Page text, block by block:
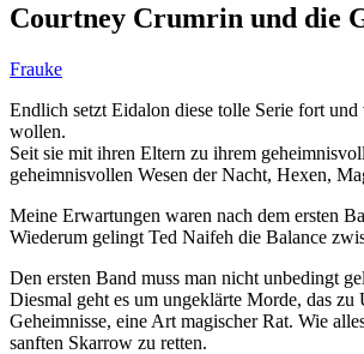
Courtney Crumrin und die
Frauke
Endlich setzt Eidalon diese tolle Serie fort
wollen.
Seit sie mit ihren Eltern zu ihrem
geheimnisvollen Wesen der Nacht, Hexen,
Meine Erwartungen waren nach dem ersten
Wiederum gelingt Ted Naifeh die Balance
Den ersten Band muss man nicht unbedingt
Diesmal geht es um ungeklärte Morde, das
Geheimnisse, eine Art magischer Rat. Wie
sanften Skarrow zu retten.